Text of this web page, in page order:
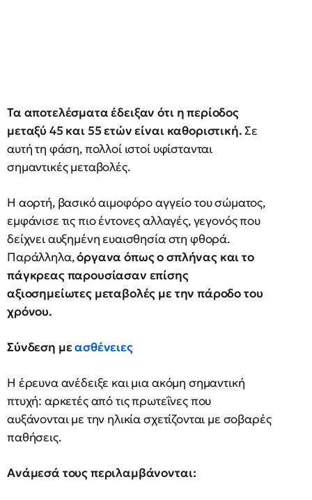
Τα αποτελέσματα έδειξαν ότι η περίοδος
μεταξύ 45 και 55 ετών είναι καθοριστική.Σε
αυτή τη φάση, πολλοί ιστοί υφίστανται
σημαντικές μεταβολές.
Η αορτή, βασικό αιμοφόρο αγγείο του σώματος,
εμφάνισε τις πιο έντονες αλλαγές, γεγονός που
δείχνει αυξημένη ευαισθησία στη φθορά.
Παράλληλα,όργανα όπως ο σπλήνας και το
πάγκρεας παρουσίασαν επίσης
αξιοσημείωτες μεταβολές με την πάροδο του
χρόνου.
Σύνδεση μεασθένειες
Η έρευνα ανέδειξε και μια ακόμη σημαντική
πτυχή: αρκετές από τις πρωτεΐνες που
αυξάνονται με την ηλικία σχετίζονται με σοβαρές
παθήσεις.
Ανάμεσά τους περιλαμβάνονται: